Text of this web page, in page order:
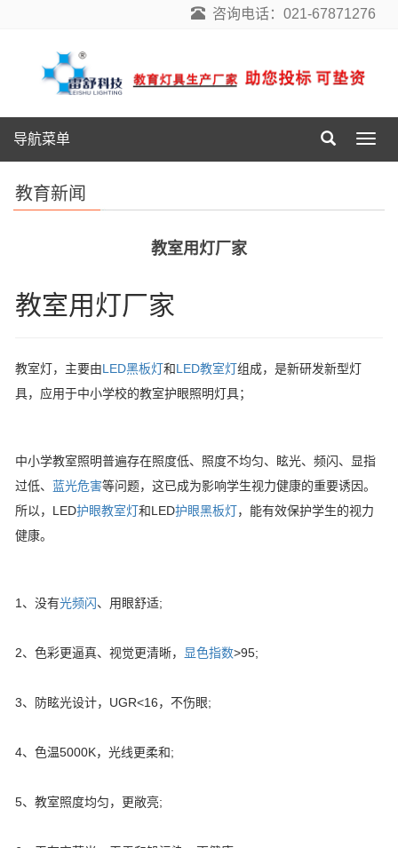
咨询电话：021-67871276
导
航
导航菜单
教育新闻
教室用灯厂家
教室用灯厂家
教室灯，主要由LED黑板灯和LED教室灯组成，是新研发新型灯
具，应用于中小学校的教室护眼照明灯具；
中小学教室照明普遍存在照度低、照度不均匀、眩光、频闪、显指
过低、 蓝光危害等问题，这已成为影响学生视力健康的重要诱因。
所以，LED护眼教室灯和LED护眼黑板灯，能有效保护学生的视力
健康。
1、没有光频闪、用眼舒适;
2、色彩更逼真、视觉更清晰， 显色指数>95;
3、防眩光设计，UGR<16，不伤眼;
4、色温5000K，光线更柔和;
5、教室照度均匀，更敞亮;